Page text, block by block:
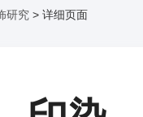
研究 > 详细页面